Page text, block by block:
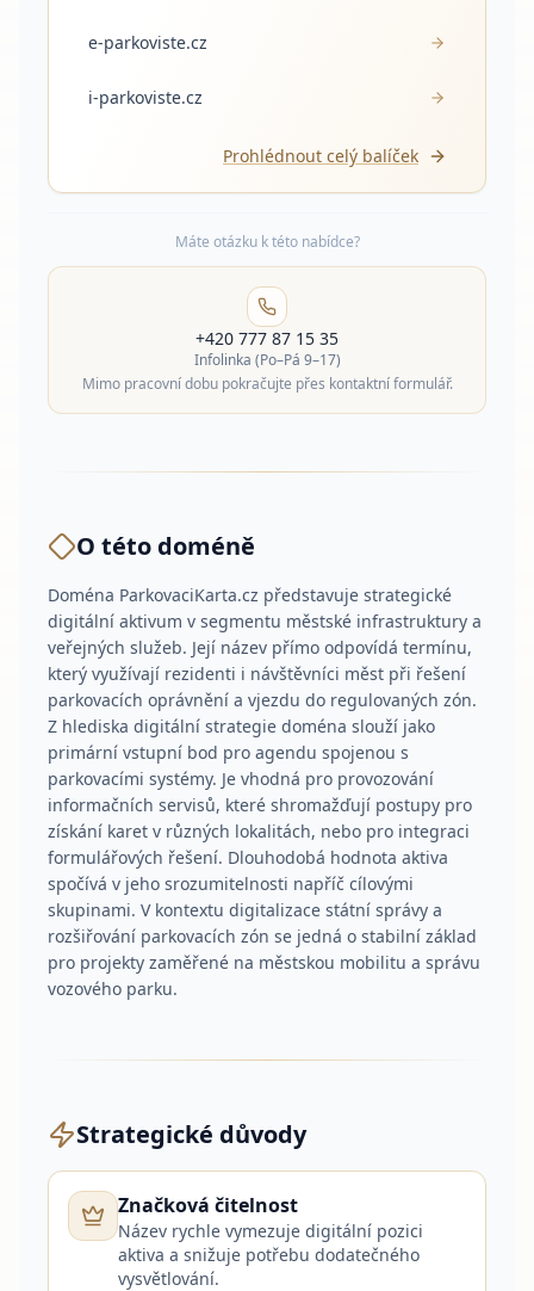
e-parkoviste.cz
i-parkoviste.cz
Prohlédnout celý balíček
Máte otázku k této nabídce?
+420 777 87 15 35
Infolinka (Po–Pá 9–17)
Mimo pracovní dobu pokračujte přes kontaktní formulář.
O této doméně
Doména ParkovaciKarta.cz představuje strategické
digitální aktivum v segmentu městské infrastruktury a
veřejných služeb. Její název přímo odpovídá termínu,
který využívají rezidenti i návštěvníci měst při řešení
parkovacích oprávnění a vjezdu do regulovaných zón.
Z hlediska digitální strategie doména slouží jako
primární vstupní bod pro agendu spojenou s
parkovacími systémy. Je vhodná pro provozování
informačních servisů, které shromažďují postupy pro
získání karet v různých lokalitách, nebo pro integraci
formulářových řešení. Dlouhodobá hodnota aktiva
spočívá v jeho srozumitelnosti napříč cílovými
skupinami. V kontextu digitalizace státní správy a
rozšiřování parkovacích zón se jedná o stabilní základ
pro projekty zaměřené na městskou mobilitu a správu
vozového parku.
Strategické důvody
Značková čitelnost
Název rychle vymezuje digitální pozici
aktiva a snižuje potřebu dodatečného
vysvětlování.